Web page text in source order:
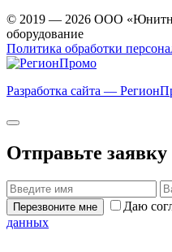
© 2019 — 2026 ООО
оборудование
Политика обработки
Разработка сайта —
Отправьте заявку
Перезвоните мне Даю
данных